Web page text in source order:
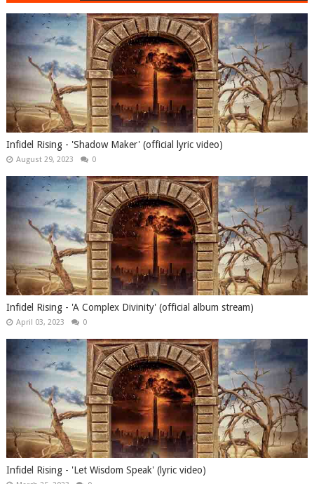
Infidel Rising - 'Shadow Maker' (official lyric video)
August 29, 2023 0
Infidel Rising - 'A Complex Divinity' (official album stream)
April 03, 2023 0
Infidel Rising - 'Let Wisdom Speak' (lyric video)